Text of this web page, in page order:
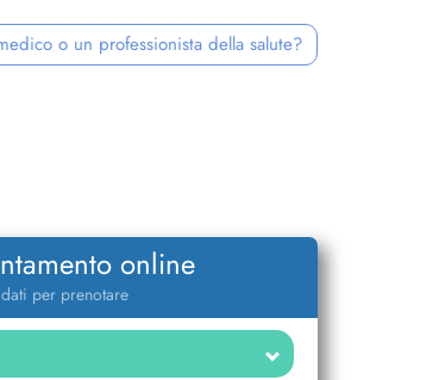
o un professionista della salute?
online
per prenotare